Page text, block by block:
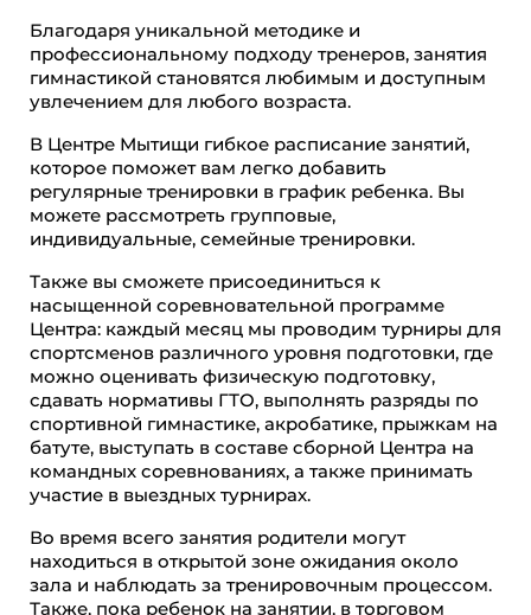
Благодаря уникальной методике и
профессиональному подходу тренеров, занятия
гимнастикой становятся любимым и доступным
увлечением для любого возраста.
В Центре Мытищи гибкое расписание занятий,
которое поможет вам легко добавить
регулярные тренировки в график ребенка. Вы
можете рассмотреть групповые,
индивидуальные, семейные тренировки.
Также вы сможете присоединиться к
насыщенной соревновательной программе
Центра: каждый месяц мы проводим турниры для
спортсменов различного уровня подготовки, где
можно оценивать физическую подготовку,
сдавать нормативы ГТО, выполнять разряды по
спортивной гимнастике, акробатике, прыжкам на
батуте, выступать в составе сборной Центра на
командных соревнованиях, а также принимать
участие в выездных турнирах.
Во время всего занятия родители могут
находиться в открытой зоне ожидания около
зала и наблюдать за тренировочным процессом.
Также, пока ребенок на занятии, в торговом